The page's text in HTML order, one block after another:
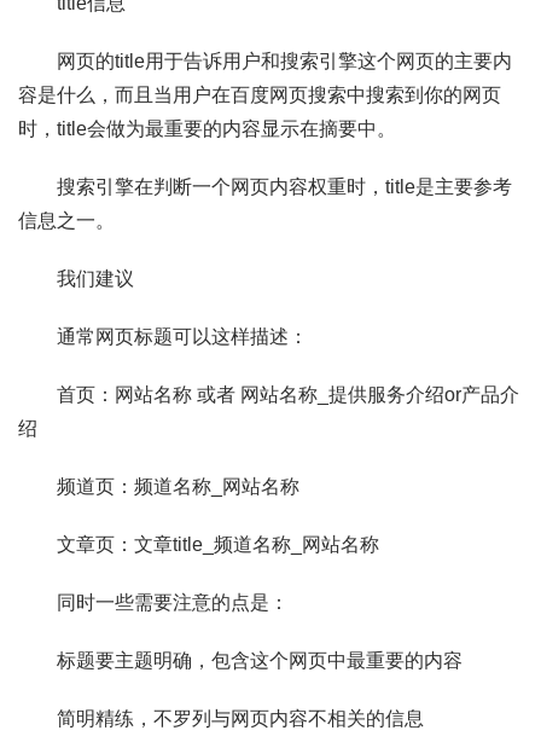
网页的title用于告诉用户和搜索引擎这个网页的主要内
容是什么，而且当用户在百度网页搜索中搜索到你的网页
时，title会做为最重要的内容显示在摘要中。
搜索引擎在判断一个网页内容权重时，title是主要参考
信息之一。
我们建议
通常网页标题可以这样描述：
首页：网站名称 或者 网站名称_提供服务介绍or产品介
绍
频道页：频道名称_网站名称
文章页：文章title_频道名称_网站名称
同时一些需要注意的点是：
标题要主题明确，包含这个网页中最重要的内容
简明精练，不罗列与网页内容不相关的信息